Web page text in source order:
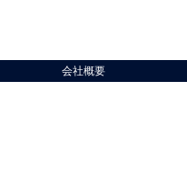
会社概要